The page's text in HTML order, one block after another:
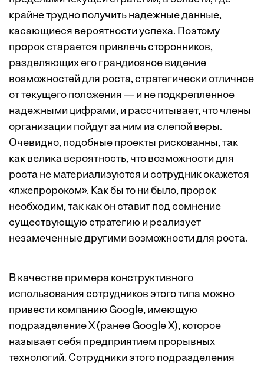
крайне трудно получить надежные данные,
касающиеся вероятности успеха. Поэтому
пророк старается привлечь сторонников,
разделяющих его грандиозное видение
возможностей для роста, стратегически отличное
от текущего положения — и не подкрепленное
надежными цифрами, и рассчитывает, что члены
организации пойдут за ним из слепой веры.
Очевидно, подобные проекты рискованны, так
как велика вероятность, что возможности для
роста не материализуются и сотрудник окажется
«лжепророком». Как бы то ни было, пророк
необходим, так как он ставит под сомнение
существующую стратегию и реализует
незамеченные другими возможности для роста.
В качестве примера конструктивного
использования сотрудников этого типа можно
привести компанию Google, имеющую
подразделение Х (ранее Google X), которое
называет себя предприятием прорывных
технологий. Сотрудники этого подразделения